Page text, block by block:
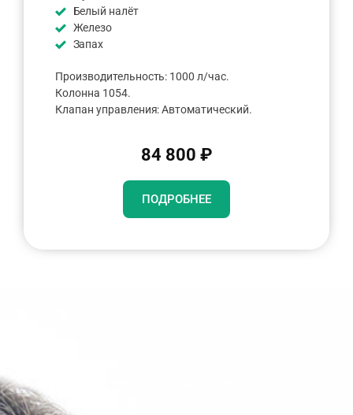
Белый налёт
Железо
Запах
Производительность: 1000 л/час.
Колонна 1054.
Клапан управления: Автоматический.
84 800 ₽
ПОДРОБНЕЕ